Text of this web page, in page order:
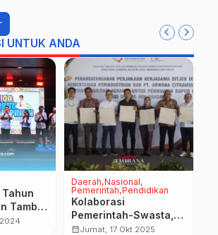
UNTUK ANDA
Tamba-
Fokus
Daerah Nasional
Pemerintah Pendidikan
Kolaborasi
Pemerintah-Swasta,
Puluhan IKM
calendar_monthJumat, 17 Okt 2025